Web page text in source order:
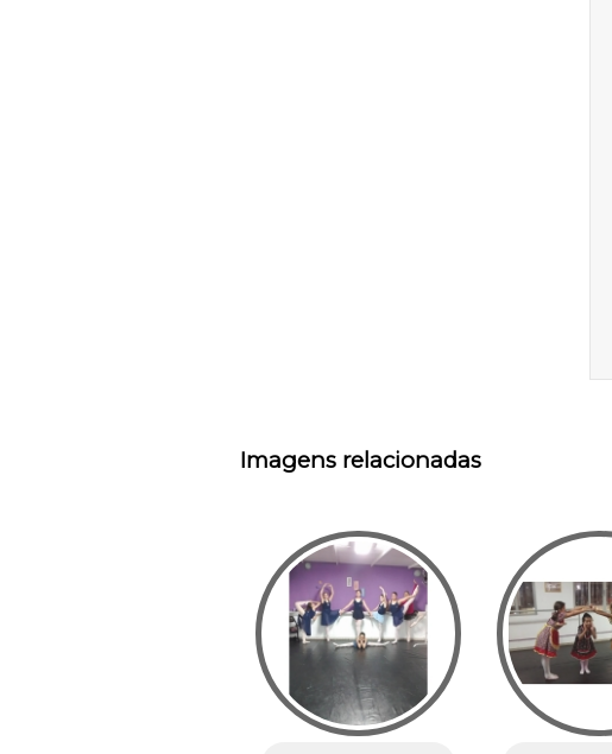
Imagens relacionadas